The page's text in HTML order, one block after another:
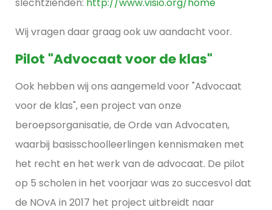
Wij vragen daar graag ook uw aandacht voor.
Pilot "Advocaat voor de klas"
Ook hebben wij ons aangemeld voor "Advocaat
voor de klas", een project van onze
beroepsorganisatie, de Orde van Advocaten,
waarbij basisschoolleerlingen kennismaken met
het recht en het werk van de advocaat. De pilot
op 5 scholen in het voorjaar was zo succesvol dat
de NOvA in 2017 het project uitbreidt naar